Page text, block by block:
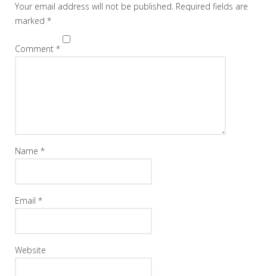
Your email address will not be published. Required fields are
marked *
Comment *
Name *
Email *
Website